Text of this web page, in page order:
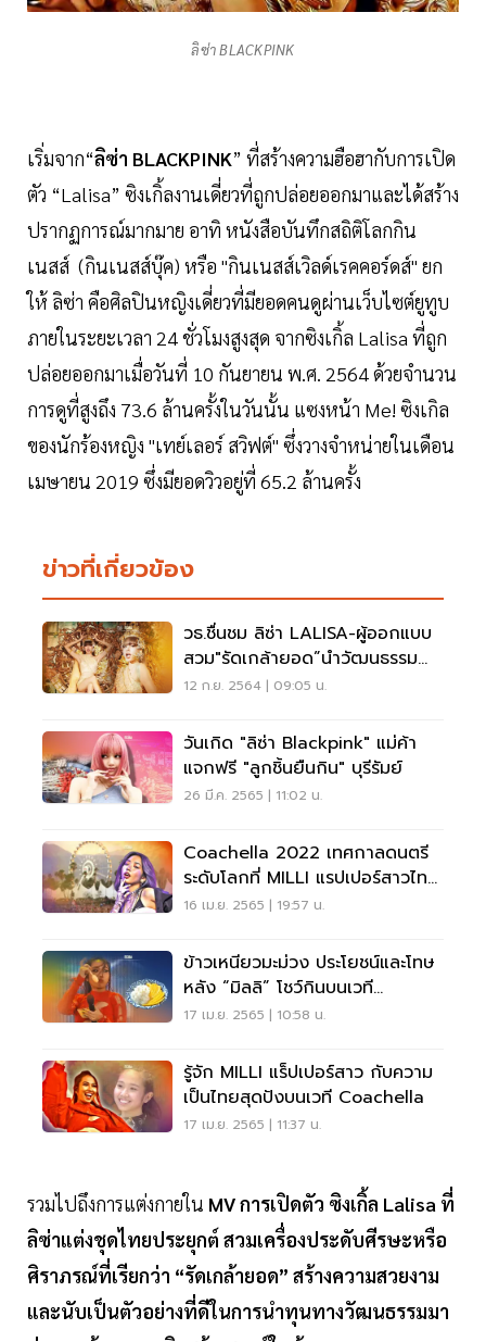
ลิซ่า BLACKPINK
เริ่มจาก“ลิซ่า BLACKPINK” ที่สร้างความฮือฮากับการเปิด
ตัว “Lalisa” ซิงเกิ้ลงานเดี่ยวที่ถูกปล่อยออกมาและได้สร้าง
ปรากฏการณ์มากมาย อาทิ หนังสือบันทึกสถิติโลกกิน
เนสส์ (กินเนสส์บุ๊ค) หรือ "กินเนสส์เวิลด์เรคคอร์ดส์" ยก
ให้ ลิซ่า คือศิลปินหญิงเดี่ยวที่มียอดคนดูผ่านเว็บไซต์ยูทูบ
ภายในระยะเวลา 24 ชั่วโมงสูงสุด จากซิงเกิ้ล Lalisa ที่ถูก
ปล่อยออกมาเมื่อวันที่ 10 กันยายน พ.ศ. 2564 ด้วยจำนวน
การดูที่สูงถึง 73.6 ล้านครั้งในวันนั้น แซงหน้า Me! ซิงเกิล
ของนักร้องหญิง "เทย์เลอร์ สวิฟต์" ซึ่งวางจำหน่ายในเดือน
เมษายน 2019 ซึ่งมียอดวิวอยู่ที่ 65.2 ล้านครั้ง
ข่าวที่เกี่ยวข้อง
วธ.ชื่นชม ลิซ่า LALISA-ผู้ออกแบบ
สวม"รัดเกล้ายอด”นำวัฒนธรรม
ไทยสู่ระดับโลก
12 ก.ย. 2564 | 09:05 น.
วันเกิด "ลิซ่า Blackpink" แม่ค้า
แจกฟรี "ลูกชิ้นยืนกิน" บุรีรัมย์
26 มี.ค. 2565 | 11:02 น.
Coachella 2022 เทศกาลดนตรี
ระดับโลกที่ MILLI แรปเปอร์สาวไทย
ขอระเบิดความปัง
16 เม.ย. 2565 | 19:57 น.
ข้าวเหนียวมะม่วง ประโยชน์และโทษ
หลัง “มิลลิ” โชว์กินบนเวที
Coachella เช็คเลย
17 เม.ย. 2565 | 10:58 น.
รู้จัก MILLI แร็ปเปอร์สาว กับความ
เป็นไทยสุดปังบนเวที Coachella
17 เม.ย. 2565 | 11:37 น.
รวมไปถึงการแต่งกายใน MV การเปิดตัว ซิงเกิ้ล Lalisa ที่
ลิซ่าแต่งชุดไทยประยุกต์ สวมเครื่องประดับศีรษะหรือ
ศิราภรณ์ที่เรียกว่า “รัดเกล้ายอด” สร้างความสวยงาม
และนับเป็นตัวอย่างที่ดีในการนำทุนทางวัฒนธรรมมา